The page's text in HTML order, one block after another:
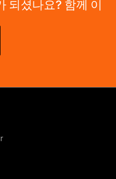
되셨나요? 함께 이